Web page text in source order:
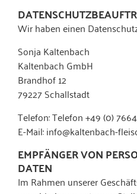
Wir haben einen
Sonja Kaltenbach
Kaltenbach GmbH
Brandhof 12
79227 Schallstadt
Telefon: Telefon +49 (0)
E-Mail: info@kaltenbach-
EMPFÄNGER VON
DATEN
Im Rahmen unserer